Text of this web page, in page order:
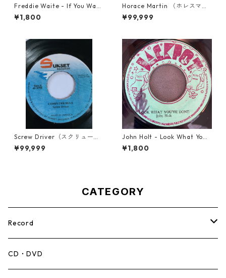
Freddie Waite - If You Want
My Love【7-21943】
¥1,800
Horace Martin （ホレスマー
ティン） - Bad Boys【7'】
¥99,999
Screw Driver（スクリュード
ライバー） - Computer Rule
【7'】
¥99,999
John Holt - Look What Yo
u've Done【7-21817】
¥1,800
CATEGORY
Record
Mento,Calypso,Ballad
CD・DVD